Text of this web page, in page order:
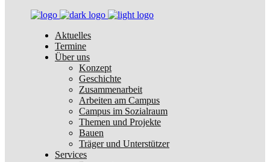
Aktuelles
Termine
Über uns
Konzept
Geschichte
Zusammenarbeit
Arbeiten am Campus
Campus im Sozialraum
Themen und Projekte
Bauen
Träger und Unterstützer
Services